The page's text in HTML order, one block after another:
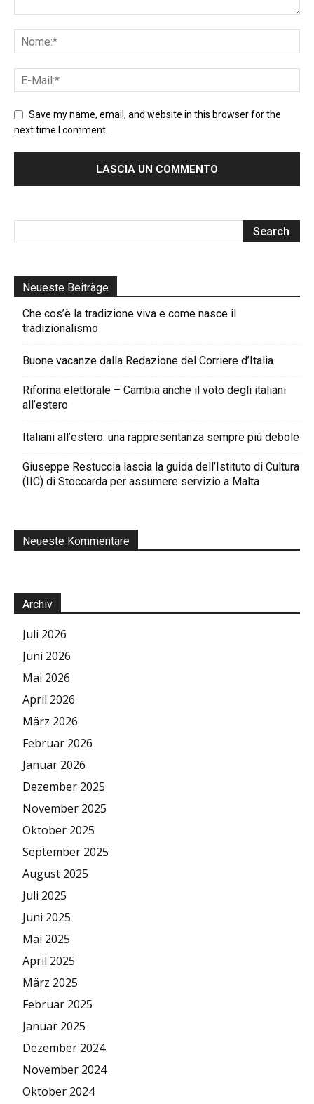
Save my name, email, and website in this browser for the
next time I comment.
Neueste Beiträge
Che cos’è la tradizione viva e come nasce il
tradizionalismo
Buone vacanze dalla Redazione del Corriere d’Italia
Riforma elettorale – Cambia anche il voto degli italiani
all’estero
Italiani all’estero: una rappresentanza sempre più debole
Giuseppe Restuccia lascia la guida dell’Istituto di Cultura
(IIC) di Stoccarda per assumere servizio a Malta
Neueste Kommentare
Archiv
Juli 2026
Juni 2026
Mai 2026
April 2026
März 2026
Februar 2026
Januar 2026
Dezember 2025
November 2025
Oktober 2025
September 2025
August 2025
Juli 2025
Juni 2025
Mai 2025
April 2025
März 2025
Februar 2025
Januar 2025
Dezember 2024
November 2024
Oktober 2024